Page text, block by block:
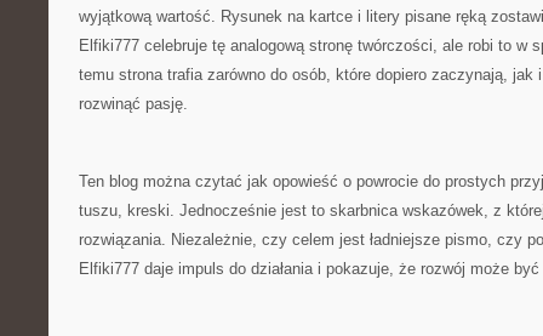
wyjątkową wartość. Rysunek na kartce i litery pisane ręką
Elfiki777 celebruje tę analogową stronę twórczości, ale robi to w
temu strona trafia zarówno do osób, które dopiero zaczynają,
rozwinąć pasję.
Ten blog można czytać jak opowieść o powrocie do prostych
tuszu, kreski. Jednocześnie jest to skarbnica wskazówek, z
rozwiązania. Niezależnie, czy celem jest ładniejsze pismo, czy
Elfiki777 daje impuls do działania i pokazuje, że rozwój może